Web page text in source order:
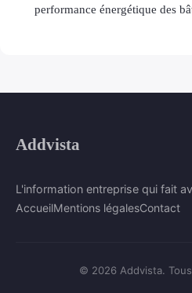
performance énergétique des
Addvista
L'information entreprise qui fait
AccueilMentions légalesContact
© 2026 Addvista.